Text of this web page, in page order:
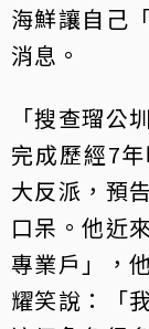
海鮮讓自己
消息。
「搜查瑠公
完成歷經7
大反派，預
口呆。他近
專業戶」，
耀笑說：「